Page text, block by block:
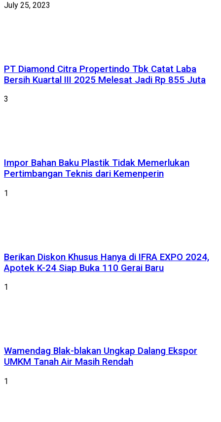
July 25, 2023
PT Diamond Citra Propertindo Tbk Catat Laba
Bersih Kuartal III 2025 Melesat Jadi Rp 855 Juta
3
Impor Bahan Baku Plastik Tidak Memerlukan
Pertimbangan Teknis dari Kemenperin
1
Berikan Diskon Khusus Hanya di IFRA EXPO 2024,
Apotek K-24 Siap Buka 110 Gerai Baru
1
Wamendag Blak-blakan Ungkap Dalang Ekspor
UMKM Tanah Air Masih Rendah
1